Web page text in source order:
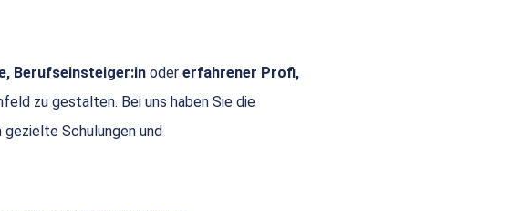
Berufseinsteiger:in oder erfahrener Profi,
zu gestalten. Bei uns haben Sie die
Schulungen und